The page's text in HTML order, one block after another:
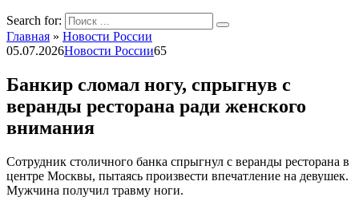
Search for:
Главная » Новости России
05.07.2026Новости России65
Банкир сломал ногу, спрыгнув с
веранды ресторана ради женского
внимания
Сотрудник столичного банка спрыгнул с веранды ресторана в
центре Москвы, пытаясь произвести впечатление на девушек.
Мужчина получил травму ноги.